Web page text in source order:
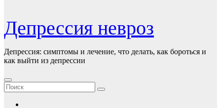
Депрессия невроз
Депрессия: симптомы и лечение, что делать, как бороться и
как выйти из депрессии